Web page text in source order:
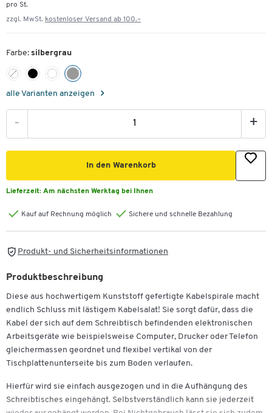
pro St.
zzgl. MwSt. kostenloser Versand ab 100.–
Farbe: silbergrau
alle Varianten anzeigen
- +
In den Warenkorb
Lieferzeit: Am nächsten Werktag bei Ihnen
Kauf auf Rechnung möglich Sichere und schnelle Bezahlung
Produkt- und Sicherheitsinformationen
Produktbeschreibung
Diese aus hochwertigem Kunststoff gefertigte Kabelspirale macht
endlich Schluss mit lästigem Kabelsalat! Sie sorgt dafür, dass die
Kabel der sich auf dem Schreibtisch befindenden elektronischen
Arbeitsgeräte wie beispielsweise Computer, Drucker oder Telefon
gleichermassen geordnet und flexibel vertikal von der
Tischplattenunterseite bis zum Boden verlaufen.
Hierfür wird sie einfach ausgezogen und in die Aufhängung des
Schreibtisches eingehängt. Selbstverständlich kann sie jederzeit